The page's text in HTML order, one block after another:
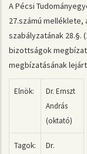
A Pécsi
27.számú
szabályzatának 28.§.
bizottságok
megbízatásának
Elnök:
Dr. Ernszt
András
(oktató)
Tagok:
Dr.